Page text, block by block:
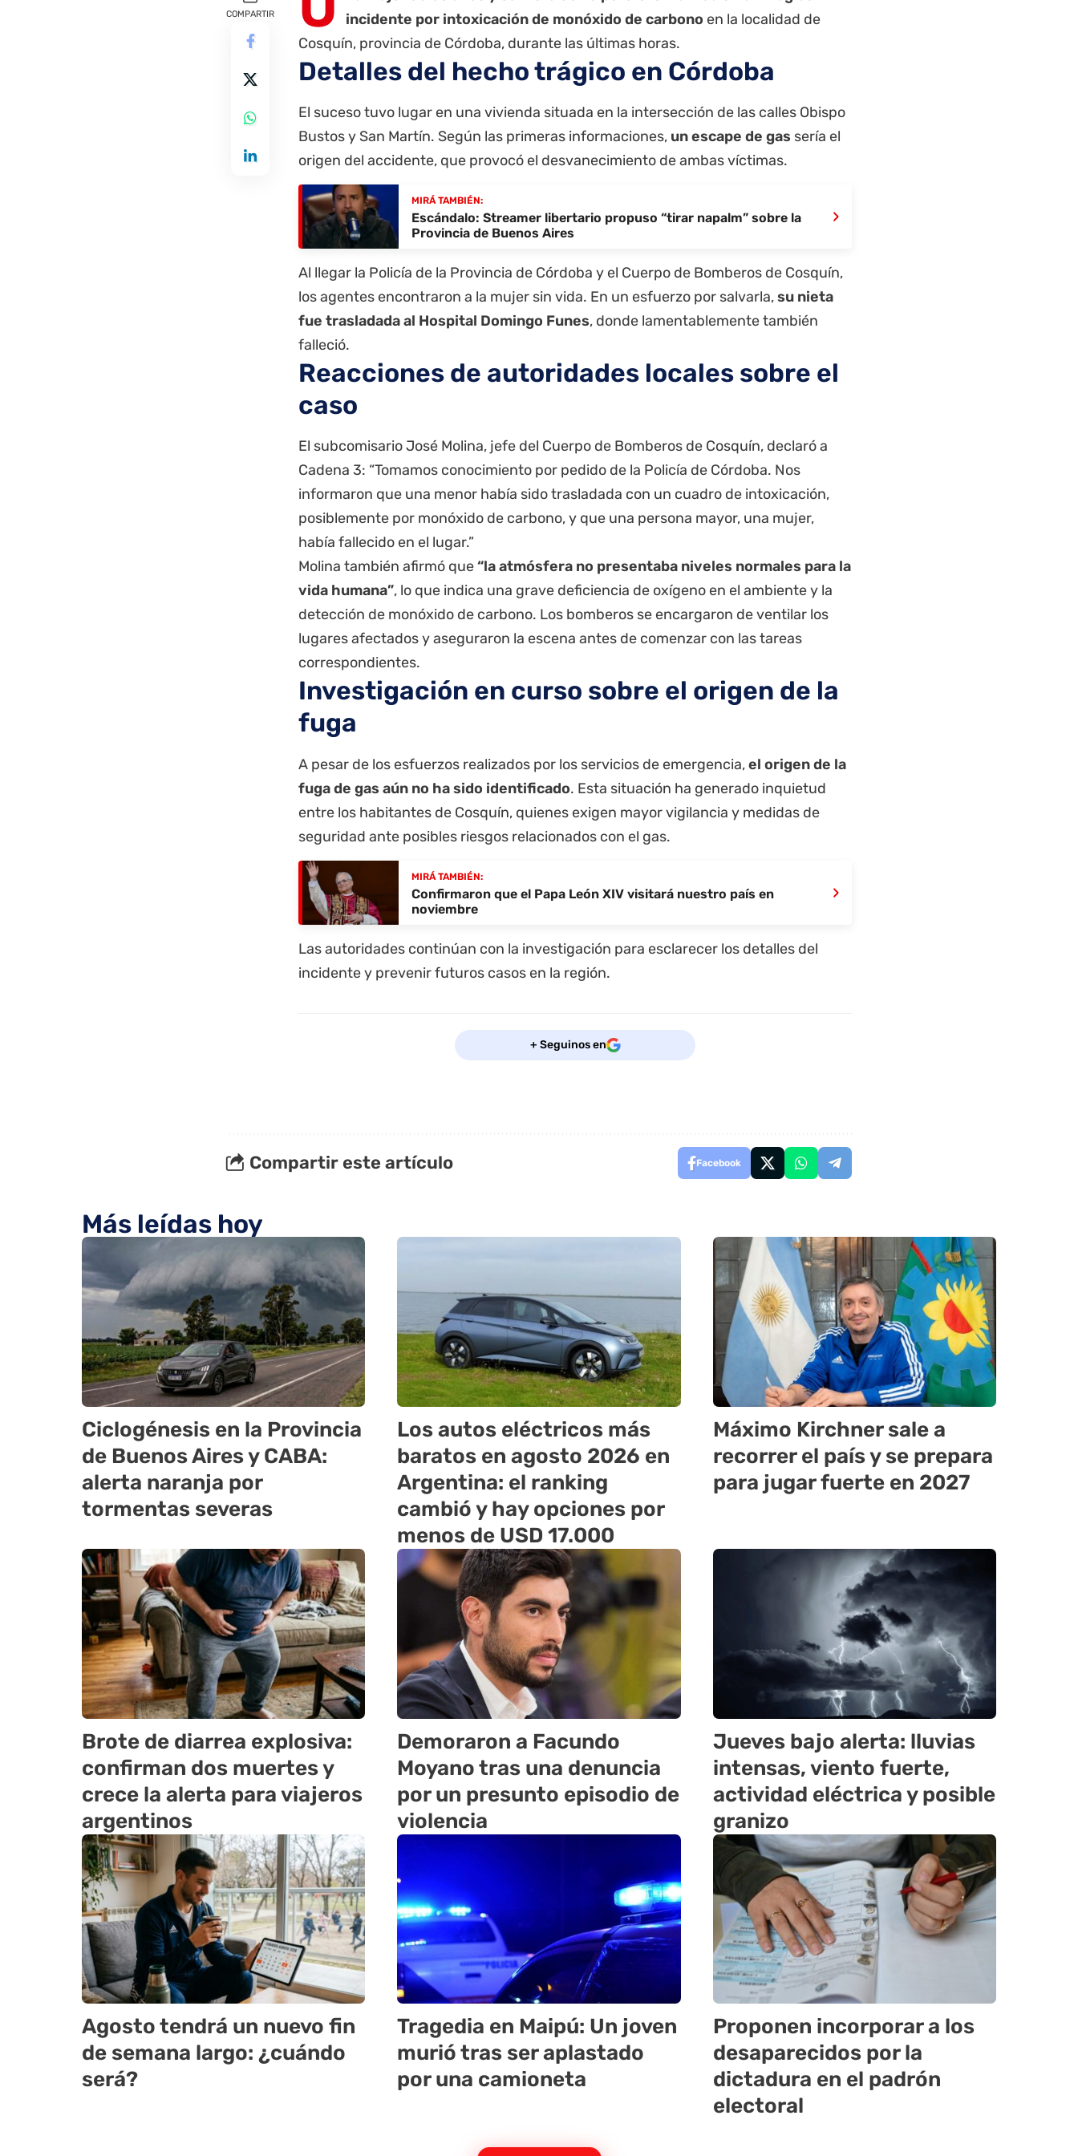
COMPARTIR
incidente por intoxicación de monóxido de carbono en la localidad de
Cosquín, provincia de Córdoba, durante las últimas horas.
Detalles del hecho trágico en Córdoba
El suceso tuvo lugar en una vivienda situada en la intersección de las calles Obispo
Bustos y San Martín. Según las primeras informaciones, un escape de gas sería el
origen del accidente, que provocó el desvanecimiento de ambas víctimas.
MIRÁ TAMBIÉN:
Escándalo: Streamer libertario propuso “tirar napalm” sobre la
Provincia de Buenos Aires
›
Al llegar la Policía de la Provincia de Córdoba y el Cuerpo de Bomberos de Cosquín,
los agentes encontraron a la mujer sin vida. En un esfuerzo por salvarla,su nieta
fue trasladada al Hospital Domingo Funes, donde lamentablemente también
falleció.
Reacciones de autoridades locales sobre el
caso
El subcomisario José Molina, jefe del Cuerpo de Bomberos de Cosquín, declaró a
Cadena 3: “Tomamos conocimiento por pedido de la Policía de Córdoba. Nos
informaron que una menor había sido trasladada con un cuadro de intoxicación,
posiblemente por monóxido de carbono, y que una persona mayor, una mujer,
había fallecido en el lugar.”
Molina también afirmó que“la atmósfera no presentaba niveles normales para la
vida humana”, lo que indica una grave deficiencia de oxígeno en el ambiente y la
detección de monóxido de carbono. Los bomberos se encargaron de ventilar los
lugares afectados y aseguraron la escena antes de comenzar con las tareas
correspondientes.
Investigación en curso sobre el origen de la
fuga
A pesar de los esfuerzos realizados por los servicios de emergencia,el origen de la
fuga de gas aún no ha sido identificado. Esta situación ha generado inquietud
entre los habitantes de Cosquín, quienes exigen mayor vigilancia y medidas de
seguridad ante posibles riesgos relacionados con el gas.
MIRÁ TAMBIÉN:
Confirmaron que el Papa León XIV visitará nuestro país en
noviembre
›
Las autoridades continúan con la investigación para esclarecer los detalles del
incidente y prevenir futuros casos en la región.
+ Seguinos en
Compartir este artículo Facebook
Más leídas hoy
Ciclogénesis en la Provincia
de Buenos Aires y CABA:
alerta naranja por
tormentas severas
Los autos eléctricos más
baratos en agosto 2026 en
Argentina: el ranking
cambió y hay opciones por
menos de USD 17.000
Máximo Kirchner sale a
recorrer el país y se prepara
para jugar fuerte en 2027
Brote de diarrea explosiva:
confirman dos muertes y
crece la alerta para viajeros
argentinos
Demoraron a Facundo
Moyano tras una denuncia
por un presunto episodio de
violencia
Jueves bajo alerta: lluvias
intensas, viento fuerte,
actividad eléctrica y posible
granizo
Agosto tendrá un nuevo fin
de semana largo: ¿cuándo
será?
Tragedia en Maipú: Un joven
murió tras ser aplastado
por una camioneta
Proponen incorporar a los
desaparecidos por la
dictadura en el padrón
electoral